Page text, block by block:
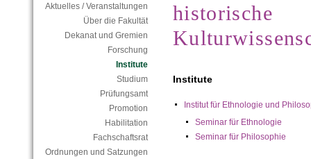
Aktuelles / Veranstaltungen
Über die Fakultät
Dekanat und Gremien
Forschung
Institute
Studium
Prüfungsamt
Promotion
Habilitation
Fachschaftsrat
Ordnungen und Satzungen
historische
Institute
Institut für Ethnologie und
Seminar für Ethnologie
Seminar für Philosophie